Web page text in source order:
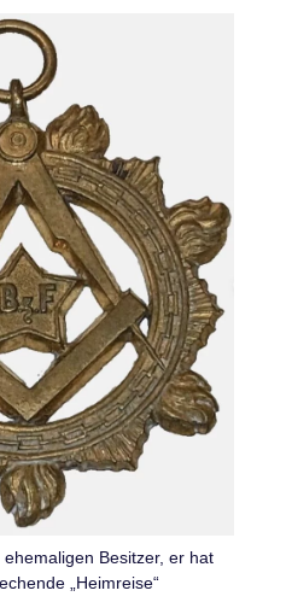
Besitzer, er hat
„Heimreise“